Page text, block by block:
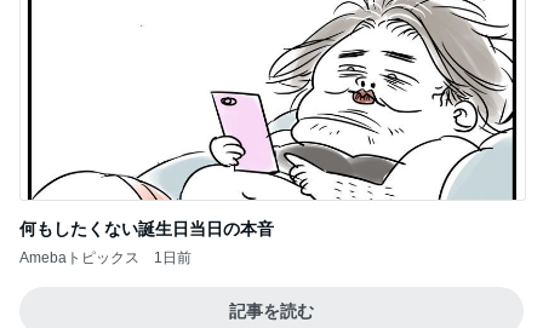
何もしたくない誕生日当日の本音
Amebaトピックス 1日前
記事を読む